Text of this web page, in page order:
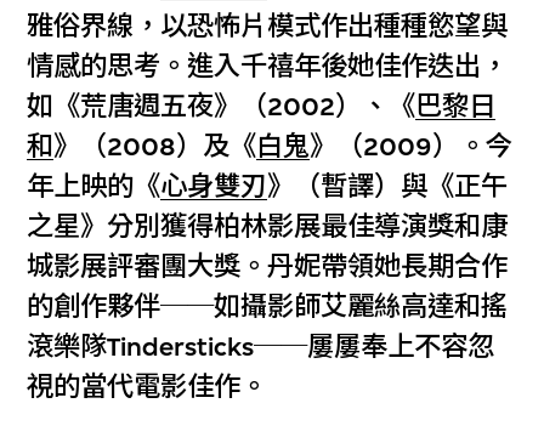
雅俗界線，以恐怖片模式作出種種慾望與
情感的思考。進入千禧年後她佳作迭出，
如《荒唐週五夜》（2002）、《巴黎日
和》（2008）及《白鬼》（2009）。今
年上映的《心身雙刃》（暫譯）與《正午
之星》分別獲得柏林影展最佳導演獎和康
城影展評審團大獎。丹妮帶領她長期合作
的創作夥伴──如攝影師艾麗絲高達和搖
滾樂隊Tindersticks──屢屢奉上不容忽
視的當代電影佳作。